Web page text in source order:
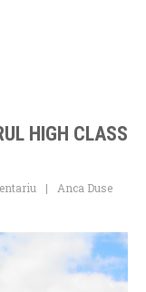
HIGH CLASS
Anca Duse